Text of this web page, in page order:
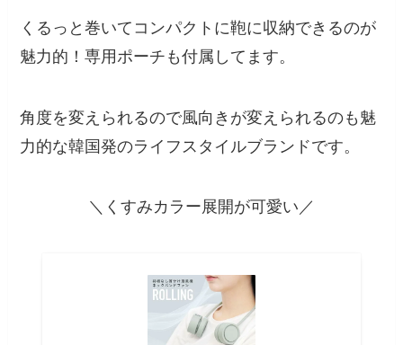
くるっと巻いてコンパクトに鞄に収納できるのが
魅力的！専用ポーチも付属してます。
角度を変えられるので風向きが変えられるのも魅
力的な韓国発のライフスタイルブランドです。
＼くすみカラー展開が可愛い／